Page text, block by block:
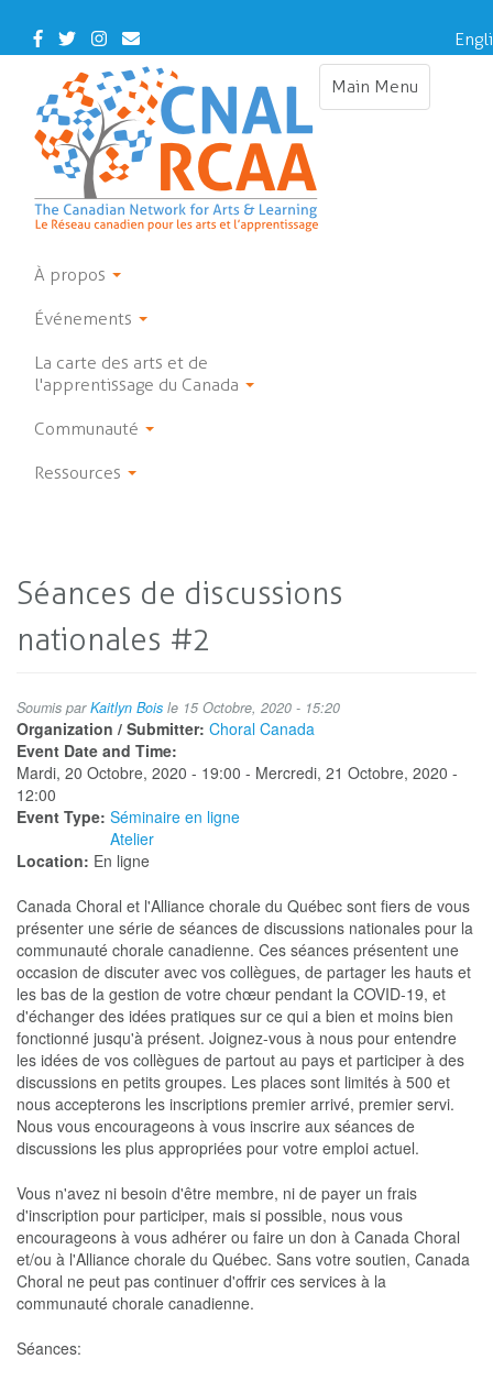
main
Facebook
TwitterInstagram
Contact
Us
Main Menu
Toggle
À propos
Événements
La carte des arts et de
l'apprentissage du Canada
Communauté
Ressources
Séances de discussions
nationales #2
Soumis parKaitlyn Bois le 15 Octobre, 2020 - 15:20
Organization / Submitter: Choral Canada
Event Date and Time:
Mardi, 20 Octobre, 2020 - 19:00 - Mercredi, 21 Octobre, 2020 -
12:00
Event Type: Séminaire en ligne
Atelier
Location: En ligne
Canada Choral et l'Alliance chorale du Québec sont fiers de vous
présenter une série de séances de discussions nationales pour la
communauté chorale canadienne. Ces séances présentent une
occasion de discuter avec vos collègues, de partager les hauts et
les bas de la gestion de votre chœur pendant la COVID-19, et
d'échanger des idées pratiques sur ce qui a bien et moins bien
fonctionné jusqu'à présent. Joignez-vous à nous pour entendre
les idées de vos collègues de partout au pays et participer à des
discussions en petits groupes. Les places sont limités à 500 et
nous accepterons les inscriptions premier arrivé, premier servi.
Nous vous encourageons à vous inscrire aux séances de
discussions les plus appropriées pour votre emploi actuel.
Vous n'avez ni besoin d'être membre, ni de payer un frais
d'inscription pour participer, mais si possible, nous vous
encourageons à vous adhérer ou faire un don à Canada Choral
et/ou à l'Alliance chorale du Québec. Sans votre soutien, Canada
Choral ne peut pas continuer d'offrir ces services à la
communauté chorale canadienne.
Séances: